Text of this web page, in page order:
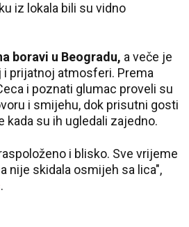
iz lokala bili su vidno
boravi u Beogradu, a veče je
prijatnoj atmosferi. Prema
i poznati glumac proveli su
i smijehu, dok prisutni gosti
kada su ih ugledali zajedno.
i blisko. Sve vrijeme
nije skidala osmijeh sa lica",
.